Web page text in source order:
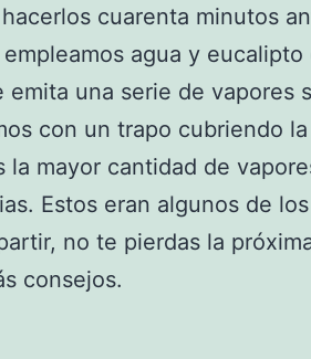
cuarenta minutos
empleamos agua y
emita una serie de vapores
con un trapo cubriendo
la mayor cantidad de
Estos eran algunos de
no te pierdas la
consejos.